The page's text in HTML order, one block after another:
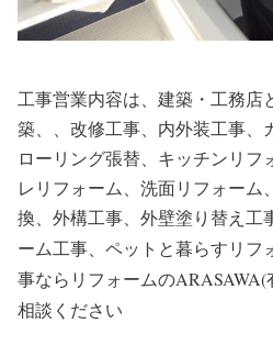
工事営業内容は、建築・工務店
築、、改修工事、内外装工事、
ローリング張替、キッチンリ
レリフォーム、洗面リフォーム
換、外構工事、外壁塗り替え工
ーム工事、ペットと暮らすリフ
事ならリフォームの
相談ください